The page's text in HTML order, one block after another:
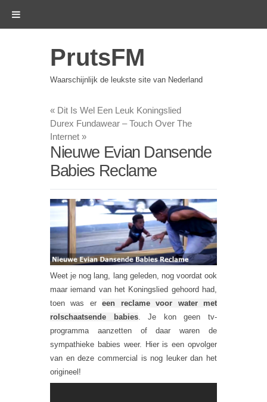
PrutsFM
Waarschijnlijk de leukste site van Nederland
« Dit Is Wel Een Leuk Koningslied
Durex Fundawear – Touch Over The
Internet »
Nieuwe Evian Dansende
Babies Reclame
Weet je nog lang, lang geleden, nog voordat ook
maar iemand van het Koningslied gehoord had,
toen was ereen reclame voor water met
rolschaatsende babies. Je kon geen tv-
programma aanzetten of daar waren de
sympathieke babies weer. Hier is een opvolger
van en deze commercial is nog leuker dan het
origineel!